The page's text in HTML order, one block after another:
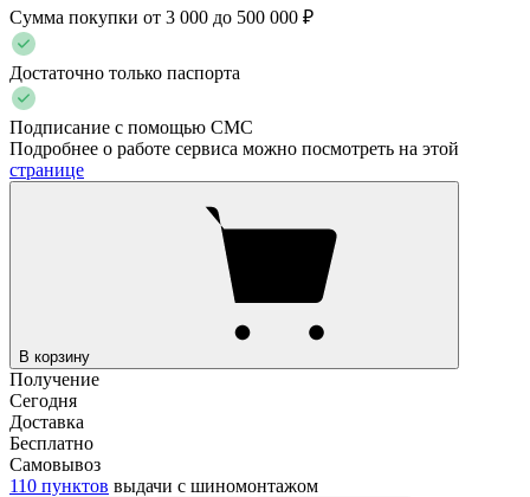
Сумма покупки от 3 000 до 500 000 ₽
Достаточно только паспорта
Подписание с помощью СМС
Подробнее о работе сервиса можно посмотреть на этой
странице
В корзину
Получение
Сегодня
Доставка
Бесплатно
Самовывоз
110 пунктов выдачи с шиномонтажом